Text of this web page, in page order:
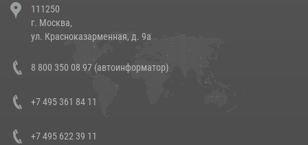
напавших на бригаду скорой помощи (видео)
14 июля 2026, 12:20
В Росгвардии прошла военно-научная конференция по обобщению
боевого опыта
111250
г. Москва,
ул. Красноказарменная, д. 9а
8 800 350 08 97 (автоинформатор)
+7 495 361 84 11
+7 495 622 39 11